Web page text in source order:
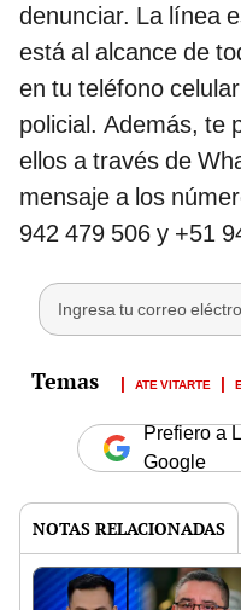
denunciar. La línea
está al alcance de
en tu teléfono
policial. Además, te
ellos a través de
mensaje a los
942 479 506 y +51
ATE VITARTE
Prefiero a
Google
NOTAS RELACIONADAS